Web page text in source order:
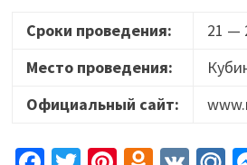
Сроки проведения:
21 —
Место проведения:
Официальный сайт: